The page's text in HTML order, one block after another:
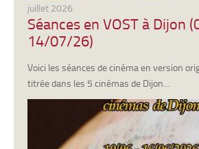
juillet 2026
Séances en VOST à Dijon
14/07/26)
Voici les séances de cinéma en version
titrée dans les 5 cinémas de Dijon…